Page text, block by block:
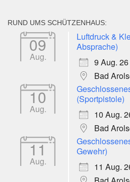
RUND UMS SCHÜTZENHAUS:
09
Aug.
Luftdruck &
Absprache)
9 Aug. 26
Bad
10
Aug.
(Sportpistole)
10 Aug.
Bad
11
Aug.
Gewehr)
11 Aug.